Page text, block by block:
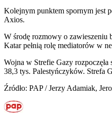
Kolejnym punktem spornym jest
Axios.
W środę rozmowy o zawieszeniu
Katar pełnią rolę mediatorów w
Wojna w Strefie Gazy
38,3 tys. Palestyńczyków. Strefa
Źródło: PAP / Jerzy Adamiak,